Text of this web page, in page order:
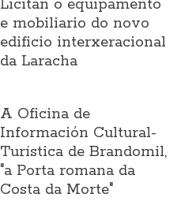
Licitan o equipamento
e mobiliario do novo
edificio interxeracional
da Laracha
A Oficina de
Información Cultural-
Turística de Brandomil,
"a Porta romana da
Costa da Morte"